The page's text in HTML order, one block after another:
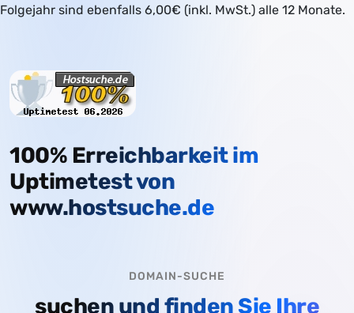
Folgejahr sind ebenfalls 6,00€ (inkl. MwSt.) alle 12 Monate.
100% Erreichbarkeit im
Uptimetest von
www.hostsuche.de
DOMAIN-SUCHE
suchen und finden Sie Ihre